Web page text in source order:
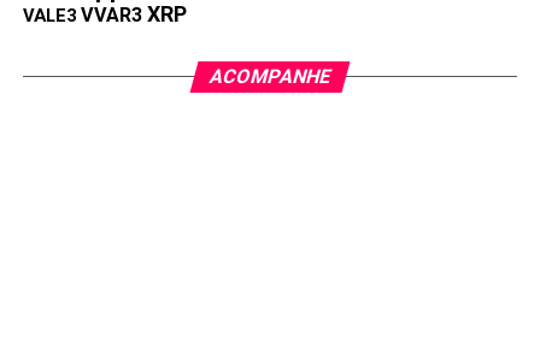
Trump promove jantar para investidores da
VALE3 VVAR3 XRP
ACOMPANHE